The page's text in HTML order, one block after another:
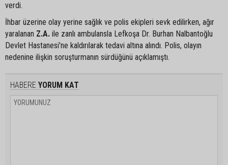
verdi.
İhbar üzerine olay yerine sağlık ve polis ekipleri sevk edilirken, ağır
yaralanan Z.A. ile zanlı ambulansla Lefkoşa Dr. Burhan Nalbantoğlu
Devlet Hastanesi'ne kaldırılarak tedavi altına alındı. Polis, olayın
nedenine ilişkin soruşturmanın sürdüğünü açıklamıştı.
HABERE YORUM KAT